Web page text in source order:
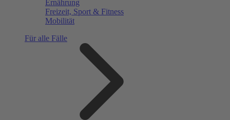
Ernährung
Freizeit, Sport & Fitness
Mobilität
Für alle Fälle